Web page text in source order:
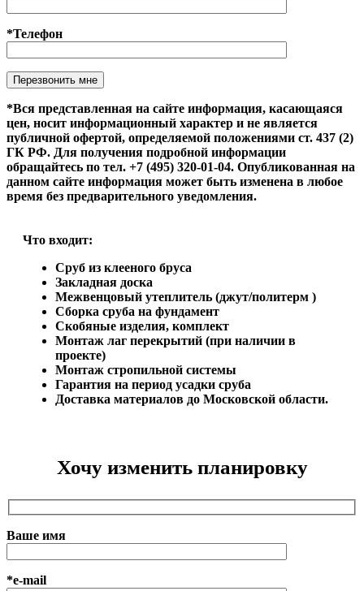
*Телефон
Оставьте это поле пустым.
*Вся представленная на сайте информация, касающаяся
цен, носит информационный характер и не является
публичной офертой, определяемой положениями ст. 437 (2)
ГК РФ. Для получения подробной информации
обращайтесь по тел. +7 (495) 320-01-04. Опубликованная на
данном сайте информация может быть изменена в любое
время без предварительного уведомления.
Что входит:
Сруб из клееного бруса
Закладная доска
Межвенцовый утеплитель (джут/политерм )
Сборка сруба на фундамент
Скобяные изделия, комплект
Монтаж лаг перекрытий (при наличии в
проекте)
Монтаж стропильной системы
Гарантия на период усадки сруба
Доставка материалов до Московской области.
Хочу изменить планировку
Ваше имя
*e-mail